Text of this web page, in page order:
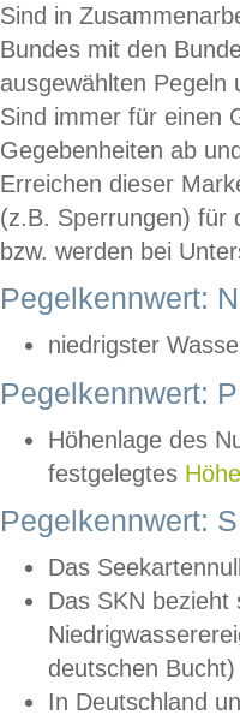
Sind in
Bundes mit den
ausgewählten
Sind immer für einen
Gegebenheiten ab
Erreichen dieser
(z.B. Sperrungen) für
bzw. werden bei
Pegelkennwert:
niedrigster
Pegelkennwert:
Höhenlage des
festgelegtes
Pegelkennwert:
Das
Das SKN
deutschen
In Deutschland